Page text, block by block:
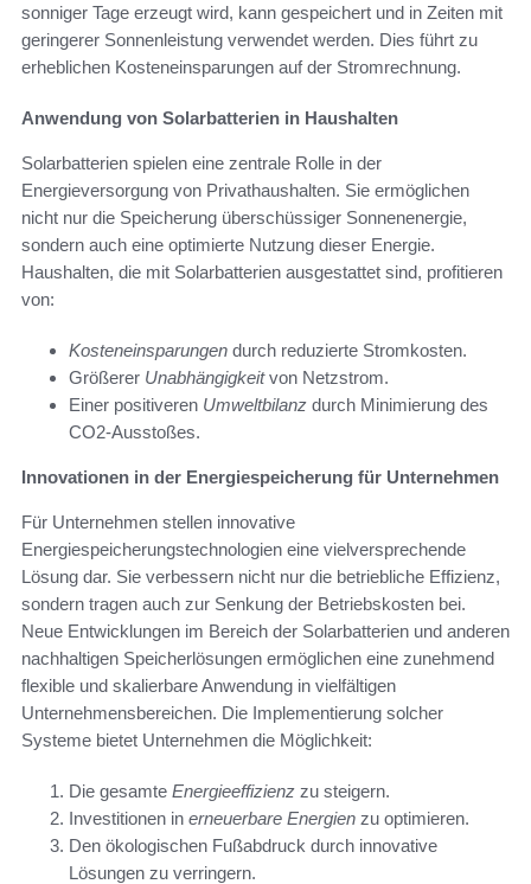
sonniger Tage erzeugt wird, kann gespeichert und in Zeiten mit
geringerer Sonnenleistung verwendet werden. Dies führt zu
erheblichen Kosteneinsparungen auf der Stromrechnung.
Anwendung von Solarbatterien in Haushalten
Solarbatterien spielen eine zentrale Rolle in der
Energieversorgung von Privathaushalten. Sie ermöglichen
nicht nur die Speicherung überschüssiger Sonnenenergie,
sondern auch eine optimierte Nutzung dieser Energie.
Haushalten, die mit Solarbatterien ausgestattet sind, profitieren
von:
Kosteneinsparungen durch reduzierte Stromkosten.
Größerer Unabhängigkeitvon Netzstrom.
Einer positiveren Umweltbilanz durch Minimierung des
CO2-Ausstoßes.
Innovationen in der Energiespeicherung für Unternehmen
Für Unternehmen stellen innovative
Energiespeicherungstechnologien eine vielversprechende
Lösung dar. Sie verbessern nicht nur die betriebliche Effizienz,
sondern tragen auch zur Senkung der Betriebskosten bei.
Neue Entwicklungen im Bereich der Solarbatterien und anderen
nachhaltigen Speicherlösungen ermöglichen eine zunehmend
flexible und skalierbare Anwendung in vielfältigen
Unternehmensbereichen. Die Implementierung solcher
Systeme bietet Unternehmen die Möglichkeit:
Die gesamte Energieeffizienz zu steigern.
Investitionen in erneuerbare Energien zu optimieren.
Den ökologischen Fußabdruck durch innovative
Lösungen zu verringern.